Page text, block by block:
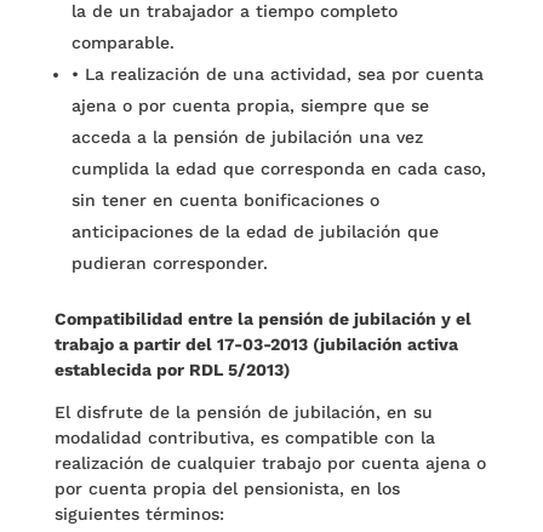
la de un trabajador a tiempo completo
comparable.
• La realización de una actividad, sea por cuenta
ajena o por cuenta propia, siempre que se
acceda a la pensión de jubilación una vez
cumplida la edad que corresponda en cada caso,
sin tener en cuenta bonificaciones o
anticipaciones de la edad de jubilación que
pudieran corresponder.
Compatibilidad entre la pensión de jubilación y el
trabajo a partir del 17-03-2013 (jubilación activa
establecida por RDL 5/2013)
El disfrute de la pensión de jubilación, en su
modalidad contributiva, es compatible con la
realización de cualquier trabajo por cuenta ajena o
por cuenta propia del pensionista, en los
siguientes términos: